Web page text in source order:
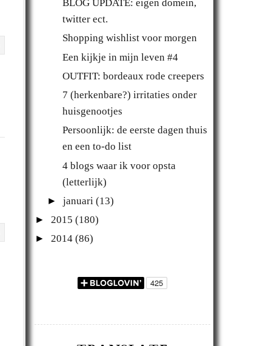
BLOG UPDATE: eigen domein,
twitter ect.
Shopping wishlist voor morgen
Een kijkje in mijn leven #4
OUTFIT: bordeaux rode creepers
7 (herkenbare?) irritaties onder
huisgenootjes
Persoonlijk: de eerste dagen thuis
en een to-do list
4 blogs waar ik voor opsta
(letterlijk)
►januari (13)
► 2015 (180)
► 2014 (86)